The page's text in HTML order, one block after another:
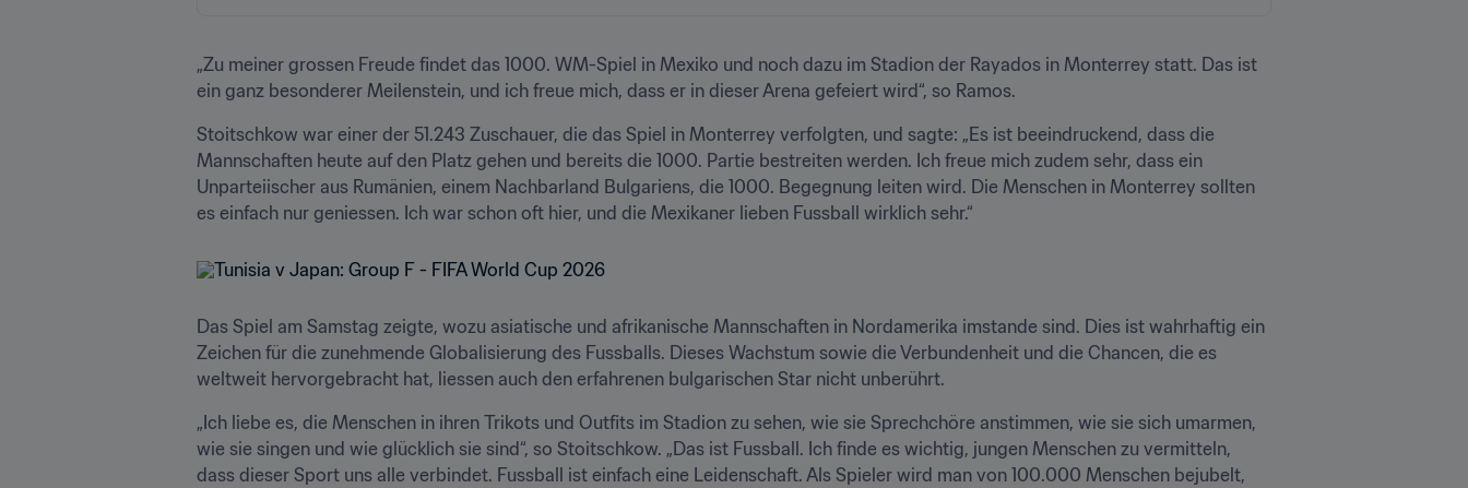
„Zu meiner grossen Freude findet das 1000. WM-Spiel in Mexiko und noch dazu im Stadion der Rayados in Monterrey statt. Das ist
ein ganz besonderer Meilenstein, und ich freue mich, dass er in dieser Arena gefeiert wird“, so Ramos.
Stoitschkow war einer der 51.243 Zuschauer, die das Spiel in Monterrey verfolgten, und sagte: „Es ist beeindruckend, dass die
Mannschaften heute auf den Platz gehen und bereits die 1000. Partie bestreiten werden. Ich freue mich zudem sehr, dass ein
Unparteiischer aus Rumänien, einem Nachbarland Bulgariens, die 1000. Begegnung leiten wird. Die Menschen in Monterrey sollten
es einfach nur geniessen. Ich war schon oft hier, und die Mexikaner lieben Fussball wirklich sehr.“
Das Spiel am Samstag zeigte, wozu asiatische und afrikanische Mannschaften in Nordamerika imstande sind. Dies ist wahrhaftig ein
Zeichen für die zunehmende Globalisierung des Fussballs. Dieses Wachstum sowie die Verbundenheit und die Chancen, die es
weltweit hervorgebracht hat, liessen auch den erfahrenen bulgarischen Star nicht unberührt.
„Ich liebe es, die Menschen in ihren Trikots und Outfits im Stadion zu sehen, wie sie Sprechchöre anstimmen, wie sie sich umarmen,
wie sie singen und wie glücklich sie sind“, so Stoitschkow. „Das ist Fussball. Ich finde es wichtig, jungen Menschen zu vermitteln,
dass dieser Sport uns alle verbindet. Fussball ist einfach eine Leidenschaft. Als Spieler wird man von 100.000 Menschen bejubelt,